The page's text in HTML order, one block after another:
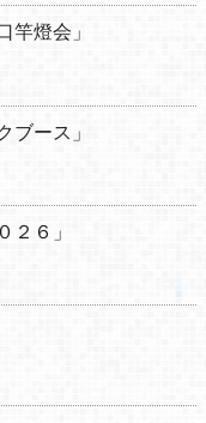
竿燈会」
ブース」
２６」